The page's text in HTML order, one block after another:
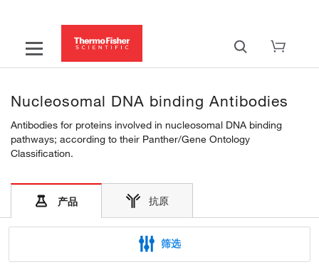
Nucleosomal DNA binding Antibodies
Antibodies for proteins involved in nucleosomal DNA binding
pathways; according to their Panther/Gene Ontology
Classification.
产品 抗原
筛选